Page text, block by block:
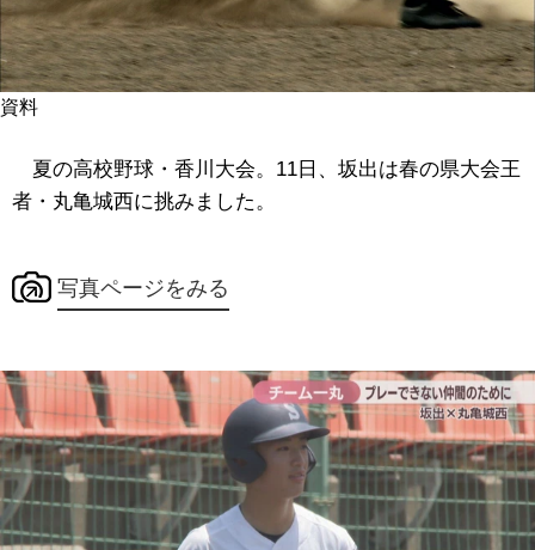
資料
夏の高校野球・香川大会。11日、坂出は春の県大会王
者・丸亀城西に挑みました。
写真ページをみる